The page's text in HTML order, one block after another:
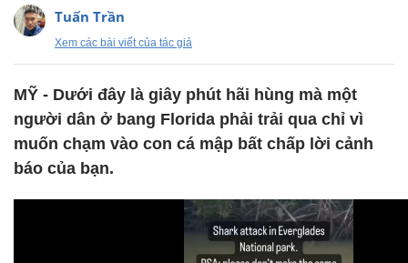
Tuấn Trần
Xem các bài viết của tác giả
MỸ - Dưới đây là giây phút hãi hùng mà một
người dân ở bang Florida phải trải qua chỉ vì
muốn chạm vào con cá mập bất chấp lời cảnh
báo của bạn.